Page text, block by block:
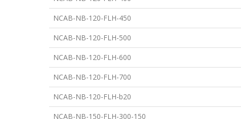
NCAB-NB-120-FLH-450
NCAB-NB-120-FLH-500
NCAB-NB-120-FLH-600
NCAB-NB-120-FLH-700
NCAB-NB-120-FLH-b20
NCAB-NB-150-FLH-300-150